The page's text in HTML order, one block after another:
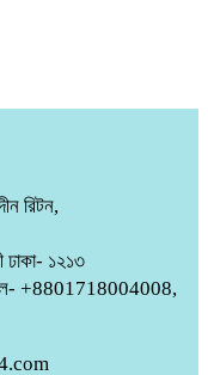
রিটন,
ঢাকা- ১২১৩
+8801718004008,